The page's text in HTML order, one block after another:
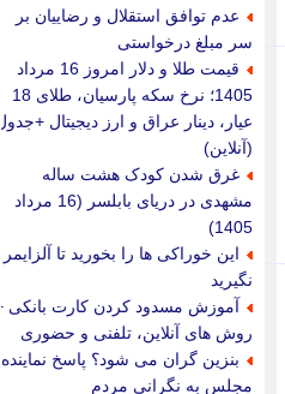
عدم توافق استقلال و رضاییان بر
سر مبلغ درخواستی
قیمت طلا و دلار امروز 16 مرداد
1405؛ نرخ سکه پارسیان، طلای 18
عیار، دینار عراق و ارز دیجیتال +جدول
(آنلاین)
غرق شدن کودک هشت ساله
مشهدی در دریای بابلسر (16 مرداد
1405)
این خوراکی ها را بخورید تا آلزایمر
نگیرید
آموزش مسدود کردن کارت بانکی +
روش های آنلاین، تلفنی و حضوری
بنزین گران می شود؟ پاسخ نماینده
مجلس به نگرانی مردم